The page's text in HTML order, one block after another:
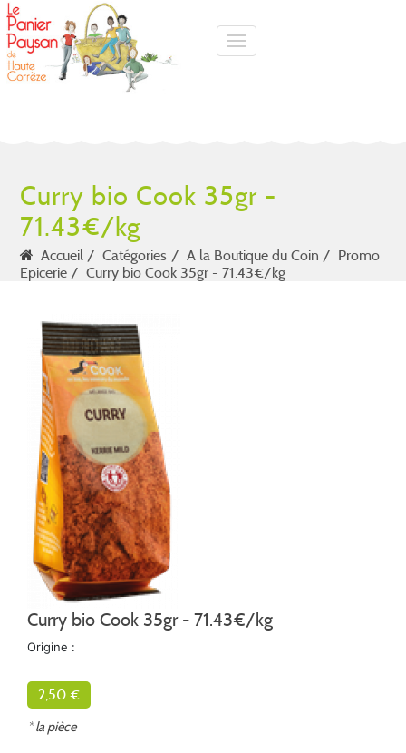
Toggle navigation
Curry bio Cook 35gr -
71.43€/kg
Accueil Catégories A la Boutique du Coin
Promo
Epicerie
Curry bio Cook 35gr - 71.43€/kg
Curry bio Cook 35gr - 71.43€/kg
Origine :
2,50 €
* la pièce